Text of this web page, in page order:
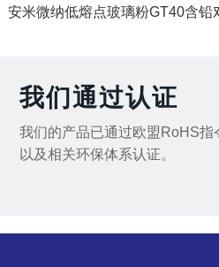
安米微纳低熔点玻璃粉GT40含铅
我们通过认证
我们的产品已通过欧盟RoHS指
以及相关环保体系认证。